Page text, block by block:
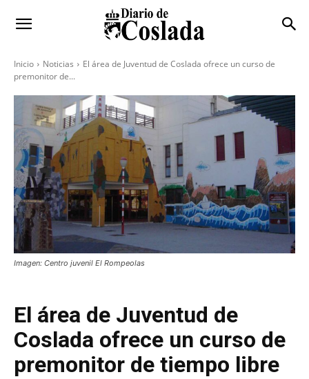
Inicio Noticias
El área de Juventud de Coslada ofrece un curso de
premonitor de...
Imagen: Centro juvenil El Rompeolas
El área de Juventud de
Coslada ofrece un curso de
premonitor de tiempo libre